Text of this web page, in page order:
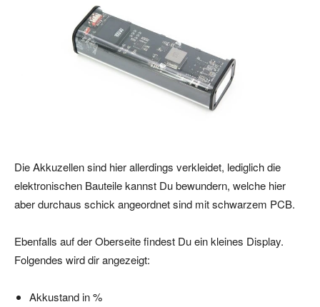
Die Akkuzellen sind hier allerdings verkleidet, lediglich die
elektronischen Bauteile kannst Du bewundern, welche hier
aber durchaus schick angeordnet sind mit schwarzem PCB.
Ebenfalls auf der Oberseite findest Du ein kleines Display.
Folgendes wird dir angezeigt:
Akkustand in %